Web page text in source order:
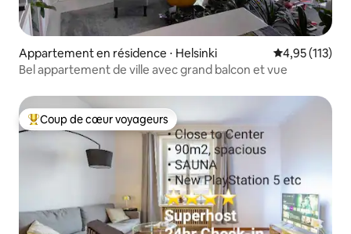
Appartement en résidence ⋅ Helsinki Évaluation
4,95 (113)
Bel appartement de ville avec grand balcon et vue
Coups de cœur voyageurs les plus appréciés
Coup de cœur voyageurs